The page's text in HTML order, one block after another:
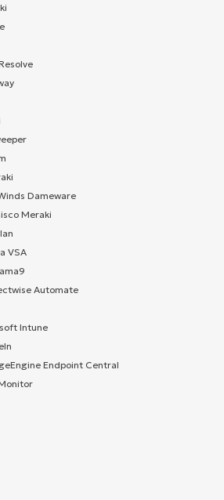
Dameware
Meraki
VSA
Automate
Intune
Endpoint Central